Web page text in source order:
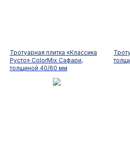
Тротуарная плитка «Классика
Русто» ColorMix Сафари,
толщиной 40/60 мм